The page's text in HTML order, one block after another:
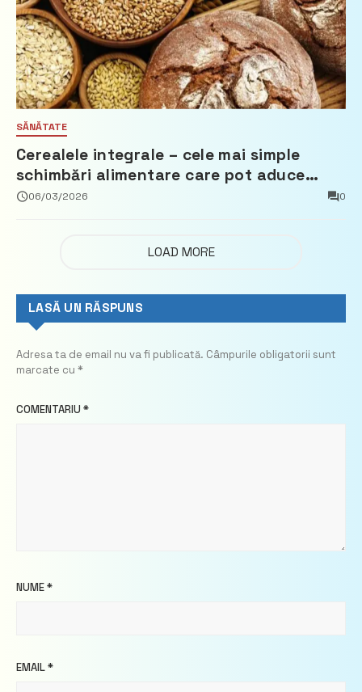
SĂNĂTATE
Cerealele integrale – cele mai simple
schimbări alimentare care pot aduce
beneficii reale
06/03/2026 0
LOAD MORE
LASĂ UN RĂSPUNS
Adresa ta de email nu va fi publicată. Câmpurile obligatorii sunt
marcate cu *
COMENTARIU *
NUME*
EMAIL*